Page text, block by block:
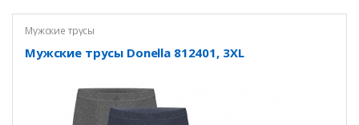
Мужские трусы
Мужские трусы Donella 812401, 3XL